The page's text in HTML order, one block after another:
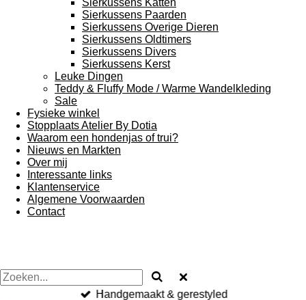
Sierkussens Katten
Sierkussens Paarden
Sierkussens Overige Dieren
Sierkussens Oldtimers
Sierkussens Divers
Sierkussens Kerst
Leuke Dingen
Teddy & Fluffy Mode / Warme Wandelkleding
Sale
Fysieke winkel
Stopplaats Atelier By Dotia
Waarom een hondenjas of trui?
Nieuws en Markten
Over mij
Interessante links
Klantenservice
Algemene Voorwaarden
Contact
Handgemaakt & gerestyled